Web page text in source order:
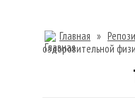
Главная »
оздоровительной